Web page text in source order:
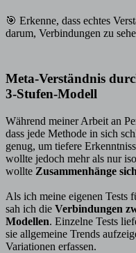
🎯 Erkenne, dass echtes
darum, Verbindungen zu
Meta-Verständnis
3-Stufen-Modell
Während meiner Arbeit an
dass jede Methode in sich
genug, um tiefere
wollte jedoch mehr als nur
wollte Zusammenhänge
Als ich meine eigenen Tests
sah ich die Verbindungen
Modellen. Einzelne Tests
sie allgemeine Trends
Variationen erfassen.